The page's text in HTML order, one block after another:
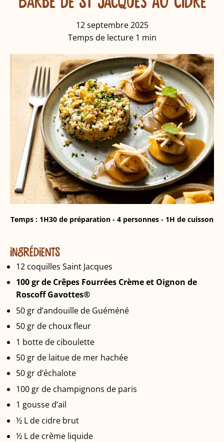
12 septembre 2025
Temps de lecture 1 min
Temps : 1H30 de préparation - 4 personnes - 1H de cuisson
INGRÉDIENTS
12 coquilles Saint Jacques
100 gr de Crêpes Fourrées Crème et Oignon de
Roscoff Gavottes®
50 gr d’andouille de Guéméné
50 gr de choux fleur
1 botte de ciboulette
50 gr de laitue de mer hachée
50 gr d’échalote
100 gr de champignons de paris
1 gousse d’ail
½ L de cidre brut
½ L de crème liquide